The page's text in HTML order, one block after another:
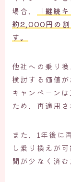
場合、
「継続
約2,000円の割
す。
他社への乗り
検討する価値
キャンペーン
ため、再適用
また、1年後に
し乗り換えが
間が少なく済む